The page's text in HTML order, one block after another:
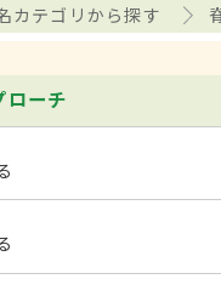
カテゴリから探す
ローチ